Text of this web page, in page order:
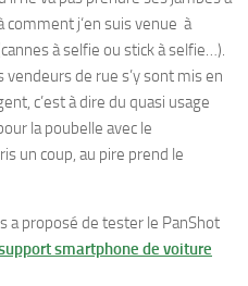
comment j‘en suis venue à
à selfie ou stick à selfie…).
de rue s’y sont mis en
c’est à dire du quasi usage
la poubelle avec le
un coup, au pire prend le
a proposé de tester le PanShot
smartphone de voiture